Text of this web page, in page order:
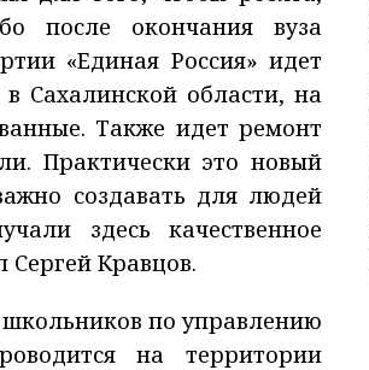
после окончания вуза
«Единая Россия» идет
Сахалинской области, на
Также идет ремонт
Практически это новый
создавать для людей
здесь качественное
Сергей Кравцов.
по управлению
на территории